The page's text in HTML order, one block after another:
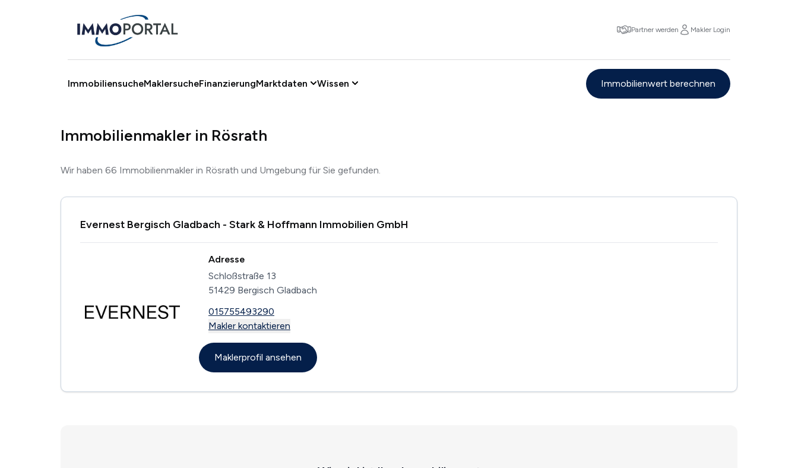
Partner werden Makler Login
ImmobiliensucheMaklersucheFinanzierungMarktdaten Wissen Immobilienwert berechnen
Immobilienmakler in Rösrath
Wir haben 66 Immobilienmakler in Rösrath und Umgebung für Sie gefunden.
Evernest Bergisch Gladbach - Stark & Hoffmann Immobilien GmbH
Adresse
Schloßstraße 13
51429 Bergisch Gladbach
015755493290
Makler kontaktieren
Maklerprofil ansehen